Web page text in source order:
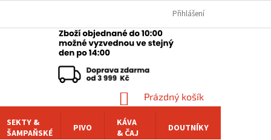
Přihlášení
NÁKUPNÍ
KOŠÍK
Prázdný košík
SEKTY &
ŠAMPAŇSKÉ
PIVO
KÁVA
& ČAJ
DOUTNÍKY